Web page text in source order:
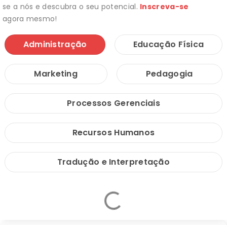
se a nós e descubra o seu potencial. Inscreva-se
agora mesmo!
Administração Educação Física
Marketing Pedagogia
Processos Gerenciais
Recursos Humanos
Tradução e Interpretação